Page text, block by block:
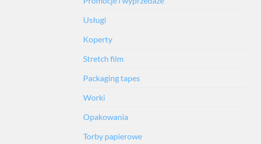
Usługi
Koperty
Stretch film
Packaging tapes
Worki
Opakowania
Torby papierowe